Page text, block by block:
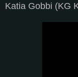
Katia Gobbi (KG